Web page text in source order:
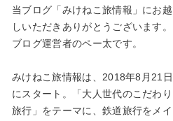
当ブログ「みけねこ旅情報」にお越
しいただきありがとうございます。
ブログ運営者のペー太です。
みけねこ旅情報は、2018年8月21日
にスタート。「大人世代のこだわり
旅行」をテーマに、鉄道旅行をメイ